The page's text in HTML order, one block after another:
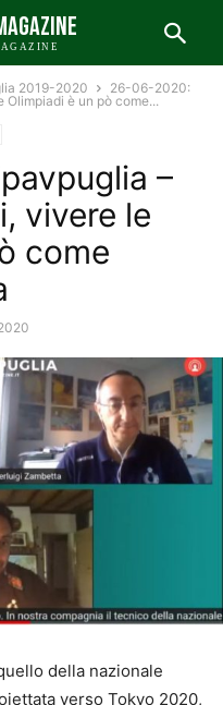
2019-2020
26-06-2020:
è un pò come...
–
vivere le
come
della nazionale
verso Tokyo 2020,